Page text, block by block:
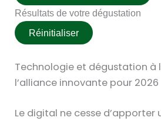
Résultats de votre dégustation
Réinitialiser
Technologie et dégustation à
l’alliance innovante pour 2026
Le digital ne cesse d’apporter